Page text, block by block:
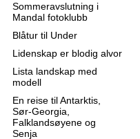
Sommeravslutning i
Mandal fotoklubb
Blåtur til Under
Lidenskap er blodig alvor
Lista landskap med
modell
En reise til Antarktis,
Sør-Georgia,
Falklandsøyene og
Senja